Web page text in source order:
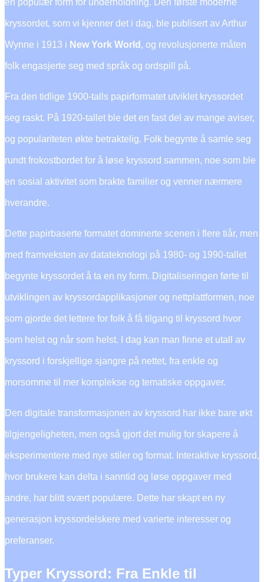
kryssordet, som vi kjenner det i dag, ble publisert av Arthur
Wynne i 1913 i New York World , og revolusjonerte måten
folk engasjerte seg med språk og ordspill på.
Fra den tidlige 1900-talls papirformatet utviklet kryssordet
seg raskt. På 1920-tallet ble det en fast del av mange aviser,
og populariteten økte betraktelig. Folk begynte å samle seg
rundt frokostbordet for å løse kryssord sammen, noe som ble
en sosial aktivitet som brakte familier og venner nærmere
hverandre.
Dette papirbaserte formatet dominerte scenen i flere tiår, men
med framveksten av datateknologi på 1980- og 1990-tallet
begynte kryssordet å ta en ny form. Digitaliseringen førte til
utviklingen av kryssordapplikasjoner og nettplattformen, noe
som gjorde det lettere for folk å få tilgang til kryssord hvor
som helst og når som helst. I dag kan man finne et utall av
kryssord i forskjellige sjangre på nettet, fra enkle og
morsomme til mer komplekse og tematiske oppgaver.
Den digitale transformasjonen av kryssord har ikke bare økt
tilgjengeligheten, men også gjort det mulig for skapere å
eksperimentere med nye stiler og format. Interaktive kryssord,
hvor brukere kan delta i sanntid og løse oppgaver med
andre, har blitt svært populære. Dette har skapt en ny
generasjon kryssordelskere med varierte interesser og
preferanser.
Typer Kryssord: Fra Enkle til